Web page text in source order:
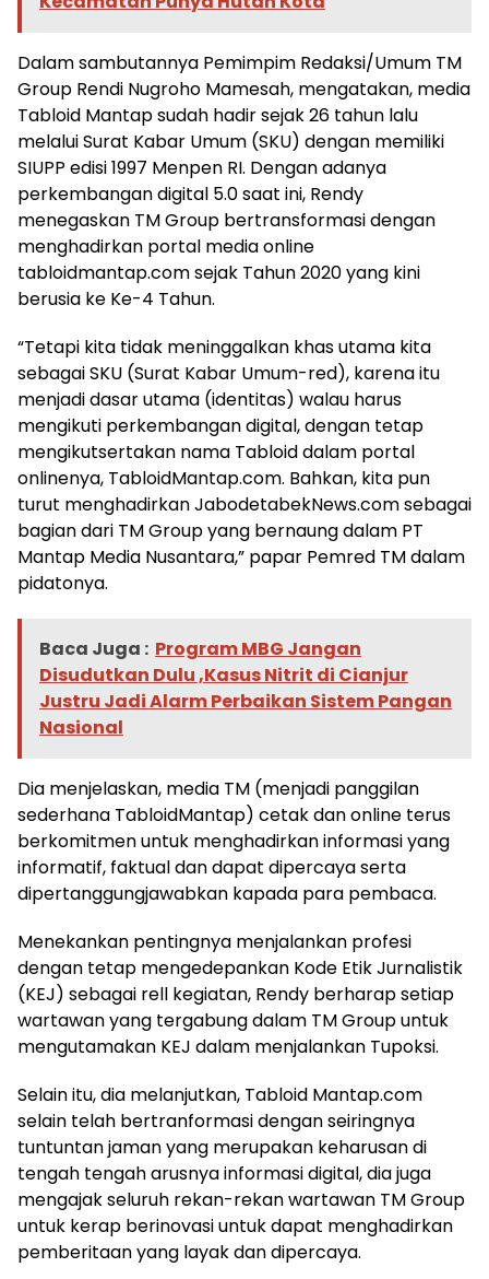
Dalam sambutannya Pemimpim Redaksi/Umum TM
Group Rendi Nugroho Mamesah, mengatakan, media
Tabloid Mantap sudah hadir sejak 26 tahun lalu
melalui Surat Kabar Umum (SKU) dengan memiliki
SIUPP edisi 1997 Menpen RI. Dengan adanya
perkembangan digital 5.0 saat ini, Rendy
menegaskan TM Group bertransformasi dengan
menghadirkan portal media online
tabloidmantap.com sejak Tahun 2020 yang kini
berusia ke Ke-4 Tahun.
“Tetapi kita tidak meninggalkan khas utama kita
sebagai SKU (Surat Kabar Umum-red), karena itu
menjadi dasar utama (identitas) walau harus
mengikuti perkembangan digital, dengan tetap
mengikutsertakan nama Tabloid dalam portal
onlinenya, TabloidMantap.com. Bahkan, kita pun
turut menghadirkan JabodetabekNews.com sebagai
bagian dari TM Group yang bernaung dalam PT
Mantap Media Nusantara,” papar Pemred TM dalam
pidatonya.
Baca Juga : Program MBG Jangan
Disudutkan Dulu ,Kasus Nitrit di Cianjur
Justru Jadi Alarm Perbaikan Sistem Pangan
Nasional
Dia menjelaskan, media TM (menjadi panggilan
sederhana TabloidMantap) cetak dan online terus
berkomitmen untuk menghadirkan informasi yang
informatif, faktual dan dapat dipercaya serta
dipertanggungjawabkan kapada para pembaca.
Menekankan pentingnya menjalankan profesi
dengan tetap mengedepankan Kode Etik Jurnalistik
(KEJ) sebagai rell kegiatan, Rendy berharap setiap
wartawan yang tergabung dalam TM Group untuk
mengutamakan KEJ dalam menjalankan Tupoksi.
Selain itu, dia melanjutkan, Tabloid Mantap.com
selain telah bertranformasi dengan seiringnya
tuntuntan jaman yang merupakan keharusan di
tengah tengah arusnya informasi digital, dia juga
mengajak seluruh rekan-rekan wartawan TM Group
untuk kerap berinovasi untuk dapat menghadirkan
pemberitaan yang layak dan dipercaya.